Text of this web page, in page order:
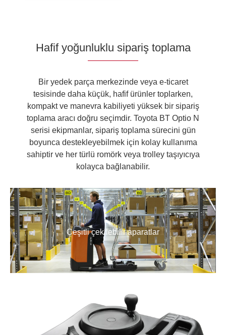
Hafif yoğunluklu sipariş toplama
Bir yedek parça merkezinde veya e-ticaret
tesisinde daha küçük, hafif ürünler toplarken,
kompakt ve manevra kabiliyeti yüksek bir sipariş
toplama aracı doğru seçimdir. Toyota BT Optio N
serisi ekipmanlar, sipariş toplama sürecini gün
boyunca destekleyebilmek için kolay kullanıma
sahiptir ve her türlü romörk veya trolley taşıyıcıya
kolayca bağlanabilir.
Çeşitli çekilebilir aparatlar